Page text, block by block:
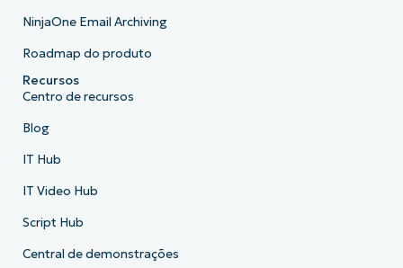
NinjaOne Email Archiving
Roadmap do produto
Recursos
Centro de recursos
Blog
IT Hub
IT Video Hub
Script Hub
Central de demonstrações